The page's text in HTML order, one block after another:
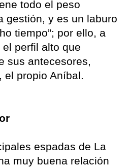
todo el peso
gestión, y es un laburo
tiempo”; por ello, a
perfil alto que
sus antecesores,
el propio Aníbal.
espadas de La
muy buena relación